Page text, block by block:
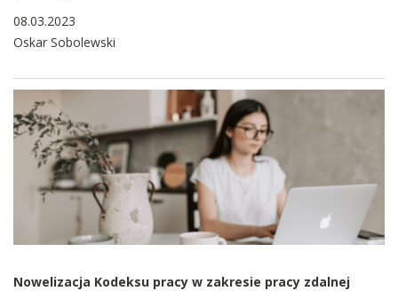
08.03.2023
Oskar Sobolewski
Nowelizacja Kodeksu pracy w zakresie pracy zdalnej